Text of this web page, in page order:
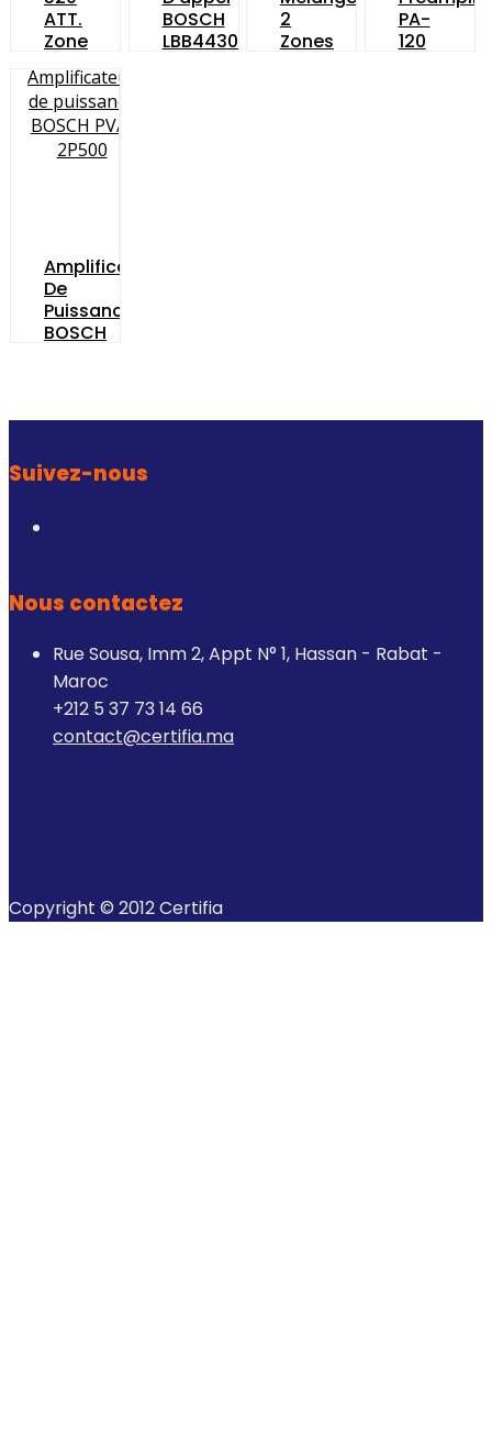
ATT.
Zone
Amplifier
InterM
BOSCH
LBB4430/00
2
Zones
PA-
120
Amplificateur
De
Puissance
BOSCH
Suivez-nous
Nous contactez
Rue Sousa, Imm 2, Appt N° 1, Hassan - Rabat -
Maroc
+212 5 37 73 14 66
contact@certifia.ma
Copyright © 2012 Certifia